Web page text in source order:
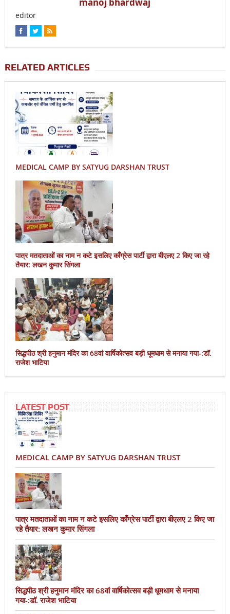
editor
RELATED ARTICLES
MEDICAL CAMP BY SATYUG DARSHAN TRUST
पात्र मतदाताओं का नाम न कटे इसलिए काँग्रेस पार्टी द्वारा बीएलए 2 किए जा रहे
तैयार: लखन कुमार सिंगला
सिद्धपीठ श्री हनुमान मंदिर का 68वां वार्षिकोत्सव बड़ी धूमधाम से मनाया गया-:डॉ.
राजेश भाटिया
LATEST POST
MEDICAL CAMP BY SATYUG DARSHAN TRUST
पात्र मतदाताओं का नाम न कटे इसलिए काँग्रेस पार्टी द्वारा बीएलए 2 किए जा
रहे तैयार: लखन कुमार सिंगला
सिद्धपीठ श्री हनुमान मंदिर का 68वां वार्षिकोत्सव बड़ी धूमधाम से मनाया
गया-:डॉ. राजेश भाटिया